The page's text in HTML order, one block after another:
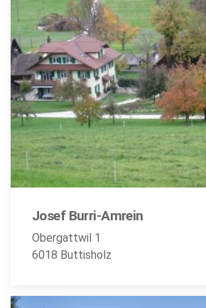
Josef Burri-Amrein
Obergattwil 1
6018 Buttisholz